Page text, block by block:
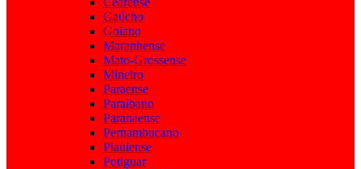
Gaúcho
Goiano
Maranhense
Mato-Grossense
Mineiro
Paraense
Paraibano
Paranaense
Pernambucano
Piauiense
Potiguar